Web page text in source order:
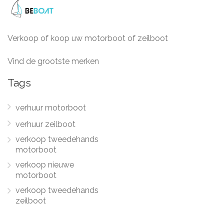
Verkoop of koop uw motorboot of zeilboot
Vind de grootste merken
Tags
verhuur motorboot
verhuur zeilboot
verkoop tweedehands
motorboot
verkoop nieuwe
motorboot
verkoop tweedehands
zeilboot